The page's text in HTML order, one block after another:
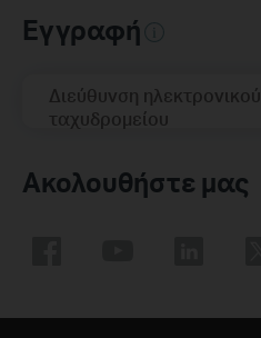
Εγγραφή
Διεύθυνση ηλεκτρονικού
ταχυδρομείου
Ακολουθήστε μας